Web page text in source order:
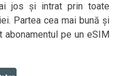
jos și intrat prin toate
Partea cea mai bună și
pe un eSIM